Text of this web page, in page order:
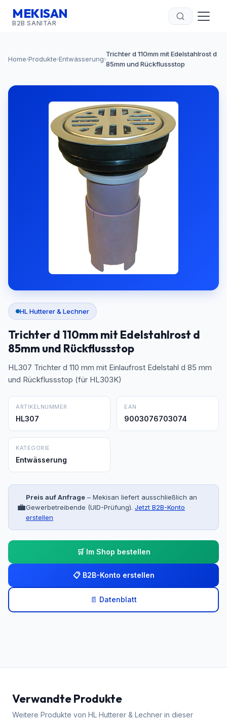
MEKISAN
B2B SANITÄR
Home›Produkte›Entwässerung›
Trichter d 110mm mit Edelstahlrost d
85mm und Rückflussstop
HL Hutterer & Lechner
Trichter d 110mm mit Edelstahlrost d
85mm und Rückflussstop
HL307 Trichter d 110 mm mit Einlaufrost Edelstahl d 85 mm
und Rückflussstop (für HL303K)
ARTIKELNUMMER
HL307
EAN
9003076703074
KATEGORIE
Entwässerung
💼
Preis auf Anfrage – Mekisan liefert ausschließlich an
Gewerbetreibende (UID-Prüfung). Jetzt B2B-Konto
erstellen
🛒 Im Shop bestellen
📋 B2B-Konto erstellen
📄 Datenblatt
Verwandte Produkte
Weitere Produkte von HL Hutterer & Lechner in dieser